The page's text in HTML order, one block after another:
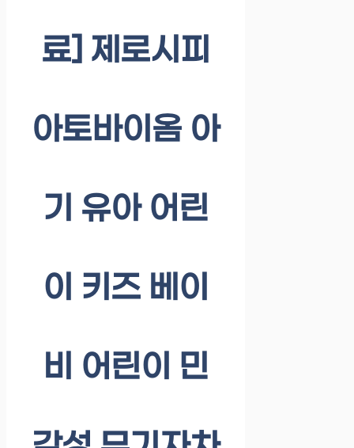
료] 제로시피
아토바이옴 아
기 유아 어린
이 키즈 베이
비 어린이 민